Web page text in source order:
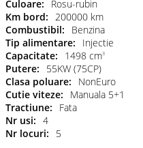
Culoare:
Rosu-rubin
Km bord:
200000 km
Combustibil:
Benzina
Tip alimentare:
Injectie
Capacitate:
1498 cm3
Putere:
55KW (75CP)
Clasa poluare:
NonEuro
Cutie viteze:
Manuala 5+1
Tractiune:
Fata
Nr usi: 4
Nr locuri:
5